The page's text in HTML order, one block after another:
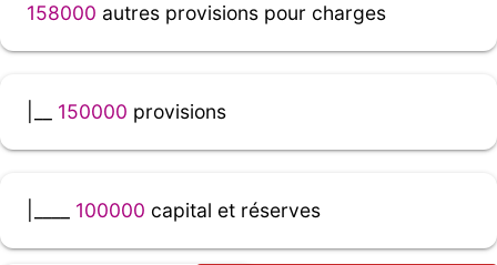
158000 autres provisions pour charges
150000 provisions
100000 capital et réserves